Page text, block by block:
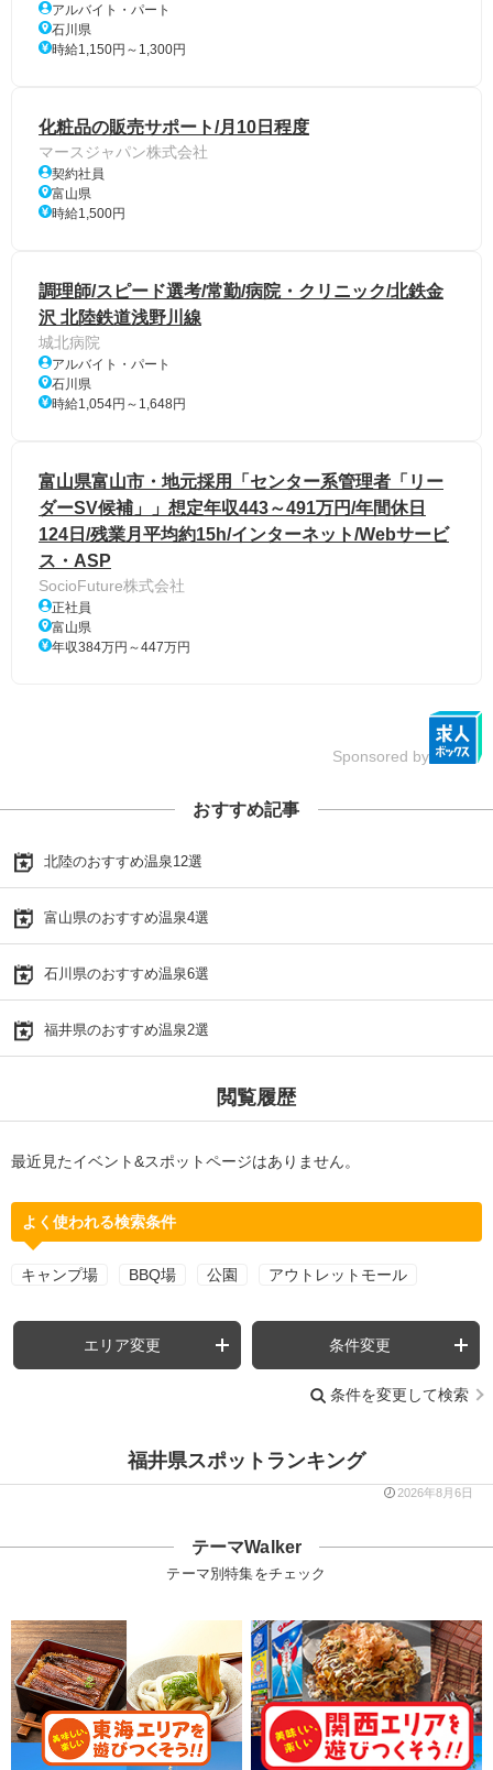
アルバイト・パート
石川県
時給1,150円～1,300円
化粧品の販売サポート/月10日程度
マースジャパン株式会社
契約社員
富山県
時給1,500円
調理師/スピード選考/常勤/病院・クリニック/北鉄金
沢 北陸鉄道浅野川線
城北病院
アルバイト・パート
石川県
時給1,054円～1,648円
富山県富山市・地元採用「センター系管理者「リー
ダーSV候補」」想定年収443～491万円/年間休日
124日/残業月平均約15h/インターネット/Webサービ
ス・ASP
SocioFuture株式会社
正社員
富山県
年収384万円～447万円
Sponsored by
おすすめ記事
北陸のおすすめ温泉12選
富山県のおすすめ温泉4選
石川県のおすすめ温泉6選
福井県のおすすめ温泉2選
閲覧履歴
最近見たイベント&スポットページはありません。
よく使われる検索条件
キャンプ場 BBQ場 公園 アウトレットモール
エリア変更 条件変更
条件を変更して検索
福井県スポットランキング
2026年8月6日
テーマWalker
テーマ別特集をチェック